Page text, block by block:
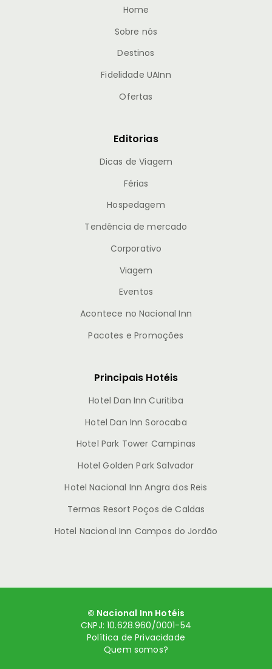
Home
Sobre nós
Destinos
Fidelidade UAInn
Ofertas
Editorias
Dicas de Viagem
Férias
Hospedagem
Tendência de mercado
Corporativo
Viagem
Eventos
Acontece no Nacional Inn
Pacotes e Promoções
Principais Hotéis
Hotel Dan Inn Curitiba
Hotel Dan Inn Sorocaba
Hotel Park Tower Campinas
Hotel Golden Park Salvador
Hotel Nacional Inn Angra dos Reis
Termas Resort Poços de Caldas
Hotel Nacional Inn Campos do Jordão
© Nacional Inn Hotéis
CNPJ: 10.628.960/0001-54
Política de Privacidade
Quem somos?